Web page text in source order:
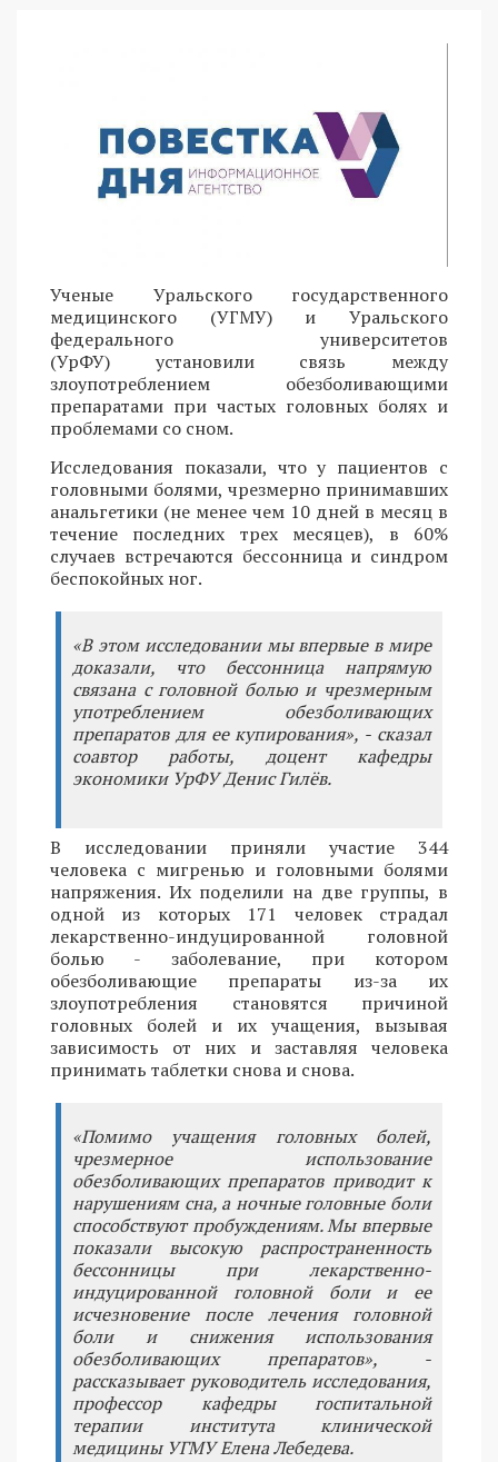
Ученые Уральского государственного
медицинского (УГМУ) и Уральского
федерального университетов
(УрФУ) установили связь между
злоупотреблением обезболивающими
препаратами при частых головных болях и
проблемами со сном.
Исследования показали, что у пациентов с
головными болями, чрезмерно принимавших
анальгетики (не менее чем 10 дней в месяц в
течение последних трех месяцев), в 60%
случаев встречаются бессонница и синдром
беспокойных ног.
«В этом исследовании мы впервые в мире
доказали, что бессонница напрямую
связана с головной болью и чрезмерным
употреблением обезболивающих
препаратов для ее купирования», - сказал
соавтор работы, доцент кафедры
экономики УрФУ Денис Гилёв.
В исследовании приняли участие 344
человека с мигренью и головными болями
напряжения. Их поделили на две группы, в
одной из которых 171 человек страдал
лекарственно-индуцированной головной
болью - заболевание, при котором
обезболивающие препараты из-за их
злоупотребления становятся причиной
головных болей и их учащения, вызывая
зависимость от них и заставляя человека
принимать таблетки снова и снова.
«Помимо учащения головных болей,
чрезмерное использование
обезболивающих препаратов приводит к
нарушениям сна, а ночные головные боли
способствуют пробуждениям. Мы впервые
показали высокую распространенность
бессонницы при лекарственно-
индуцированной головной боли и ее
исчезновение после лечения головной
боли и снижения использования
обезболивающих препаратов», -
рассказывает руководитель исследования,
профессор кафедры госпитальной
терапии института клинической
медицины УГМУ Елена Лебедева.